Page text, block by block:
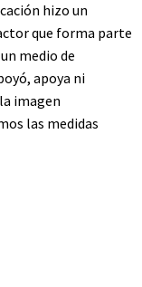
hizo un
que forma parte
medio de
apoya ni
imagen
las medidas